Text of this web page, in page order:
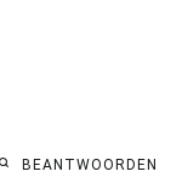
BEANTWOORDEN